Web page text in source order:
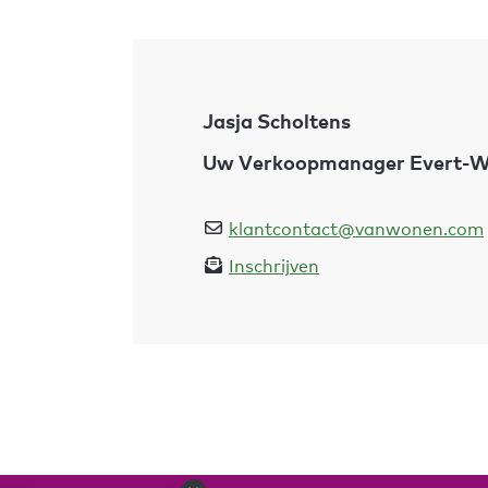
Jasja Scholtens
Uw Verkoopmanager Evert-
klantcontact@vanwonen.com
Inschrijven